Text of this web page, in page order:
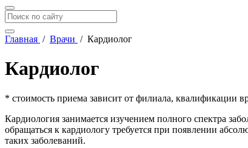
Главная / Врачи / Кардиолог
Кардиолог
* стоимость приема зависит от филиала, квалификации
Кардиология занимается изучением полного спектра
обращаться к кардиологу требуется при появлении
таких заболеваний.